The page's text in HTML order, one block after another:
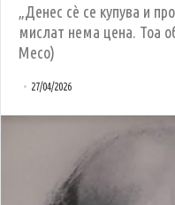
„Денес сè се купува и
мислат нема цена. Тоа
Месо)
27/04/2026